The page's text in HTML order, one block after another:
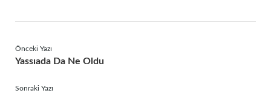
Önceki Yazı
Yassıada Da Ne Oldu
Sonraki Yazı